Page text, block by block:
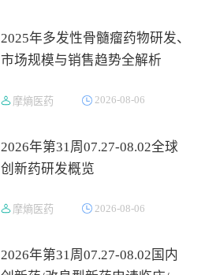
2025年多发性骨髓瘤药物研发、
市场规模与销售趋势全解析
摩熵医药 2026-08-06
2026年第31周07.27-08.02全球
创新药研发概览
摩熵医药 2026-08-06
2026年第31周07.27-08.02国内